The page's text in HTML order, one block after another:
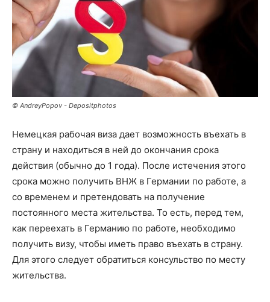
© AndreyPopov - Depositphotos
Немецкая рабочая виза дает возможность въехать в
страну и находиться в ней до окончания срока
действия (обычно до 1 года). После истечения этого
срока можно получить ВНЖ в Германии по работе, а
со временем и претендовать на получение
постоянного места жительства. То есть, перед тем,
как переехать в Германию по работе, необходимо
получить визу, чтобы иметь право въехать в страну.
Для этого следует обратиться консульство по месту
жительства.